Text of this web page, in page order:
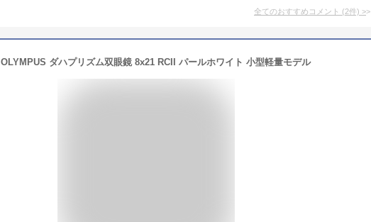
全てのおすすめコメント (2件) >
OLYMPUS ダハプリズム双眼鏡 8x21 RCII パールホワイト 小型軽量モデル